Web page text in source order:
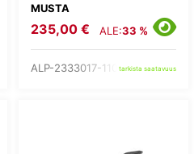
MUSTA
235,00 € ALE:33 %
ALP-2333017-1100-tarkista saatavuus